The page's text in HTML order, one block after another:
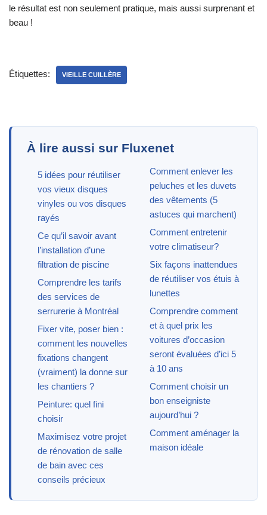
le résultat est non seulement pratique, mais aussi surprenant et
beau !
Étiquettes: VIEILLE CUILLÈRE
À lire aussi sur Fluxenet
5 idées pour réutiliser
vos vieux disques
vinyles ou vos disques
rayés
Ce qu’il savoir avant
l’installation d’une
filtration de piscine
Comprendre les tarifs
des services de
serrurerie à Montréal
Fixer vite, poser bien :
comment les nouvelles
fixations changent
(vraiment) la donne sur
les chantiers ?
Peinture: quel fini
choisir
Maximisez votre projet
de rénovation de salle
de bain avec ces
conseils précieux
Comment enlever les
peluches et les duvets
des vêtements (5
astuces qui marchent)
Comment entretenir
votre climatiseur?
Six façons inattendues
de réutiliser vos étuis à
lunettes
Comprendre comment
et à quel prix les
voitures d’occasion
seront évaluées d’ici 5
à 10 ans
Comment choisir un
bon enseigniste
aujourd’hui ?
Comment aménager la
maison idéale